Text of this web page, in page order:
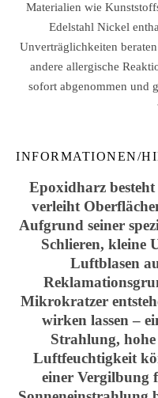
Materialien wie
Edelstahl Nickel
Unverträglichkeiten
andere allergische
sofort abgenommen und
INFORMATIONEN/
Epoxidharz
verleiht
Aufgrund seiner
Schlieren, kleine
Luftblasen
Mikrokratzer
wirken lassen –
Strahlung,
Luftfeuchtigkeit
einer Vergilbung